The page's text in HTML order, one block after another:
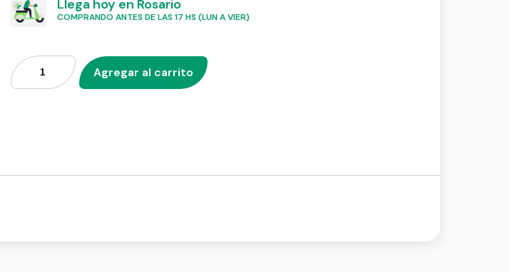
Llega hoy en Rosario
COMPRANDO ANTES DE LAS 17 HS (LUN A VIER)
Agregar al carrito